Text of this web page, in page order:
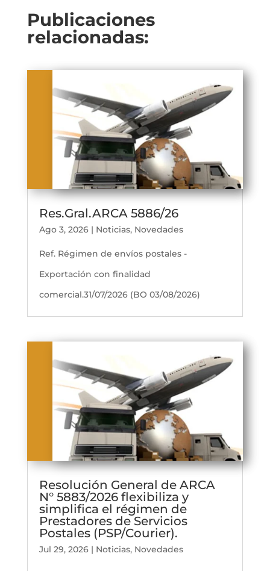
Publicaciones
relacionadas:
Res.Gral.ARCA 5886/26
Ago 3, 2026| Noticias, Novedades
Ref. Régimen de envíos postales -
Exportación con finalidad
comercial.31/07/2026 (BO 03/08/2026)
Resolución General de ARCA
N° 5883/2026 flexibiliza y
simplifica el régimen de
Prestadores de Servicios
Postales (PSP/Courier).
Jul 29, 2026| Noticias, Novedades